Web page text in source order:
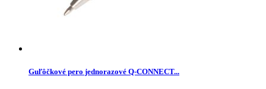
Guľôčkové pero jednorazové Q-CONNECT...